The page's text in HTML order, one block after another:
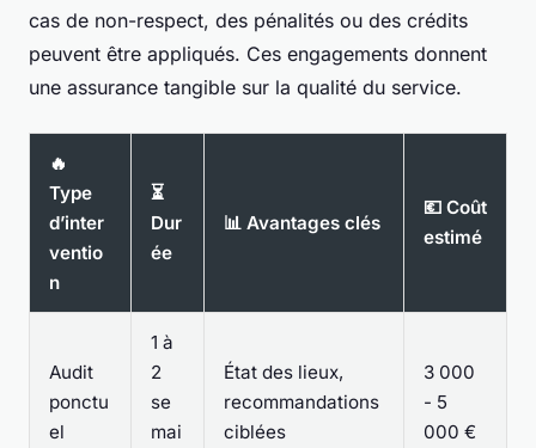
cas de non-respect, des pénalités ou des crédits
peuvent être appliqués. Ces engagements donnent
une assurance tangible sur la qualité du service.
🔥
Type
d’inter
ventio
n
⏳
Dur
ée
📊 Avantages clés
💶 Coût
estimé
Audit
ponctu
el
1 à
2
se
mai
État des lieux,
recommandations
ciblées
3 000
- 5
000 €